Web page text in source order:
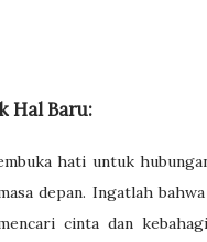
Hal Baru:
hati untuk
depan. Ingatlah bahwa
cinta dan